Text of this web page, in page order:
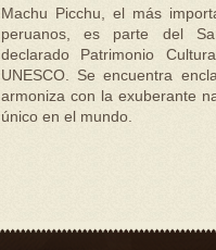
Machu Picchu, el más
peruanos, es parte del
declarado Patrimonio
UNESCO. Se encuentra
armoniza con la exuberante
único en el mundo.